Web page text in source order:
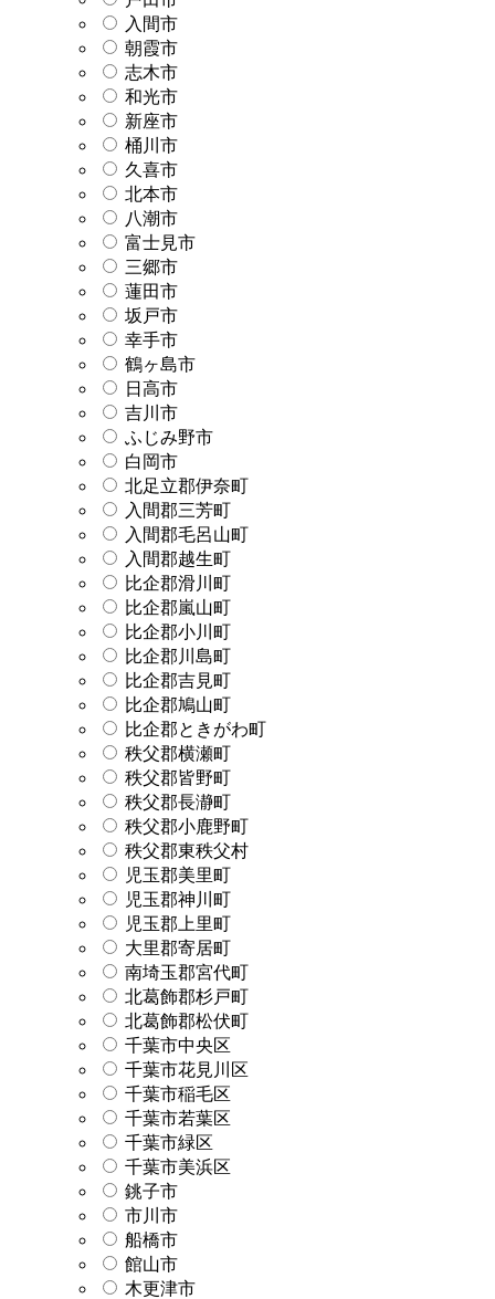
入間市
朝霞市
志木市
和光市
新座市
桶川市
久喜市
北本市
八潮市
富士見市
三郷市
蓮田市
坂戸市
幸手市
鶴ヶ島市
日高市
吉川市
ふじみ野市
白岡市
北足立郡伊奈町
入間郡三芳町
入間郡毛呂山町
入間郡越生町
比企郡滑川町
比企郡嵐山町
比企郡小川町
比企郡川島町
比企郡吉見町
比企郡鳩山町
比企郡ときがわ町
秩父郡横瀬町
秩父郡皆野町
秩父郡長瀞町
秩父郡小鹿野町
秩父郡東秩父村
児玉郡美里町
児玉郡神川町
児玉郡上里町
大里郡寄居町
南埼玉郡宮代町
北葛飾郡杉戸町
北葛飾郡松伏町
千葉市中央区
千葉市花見川区
千葉市稲毛区
千葉市若葉区
千葉市緑区
千葉市美浜区
銚子市
市川市
船橋市
館山市
木更津市